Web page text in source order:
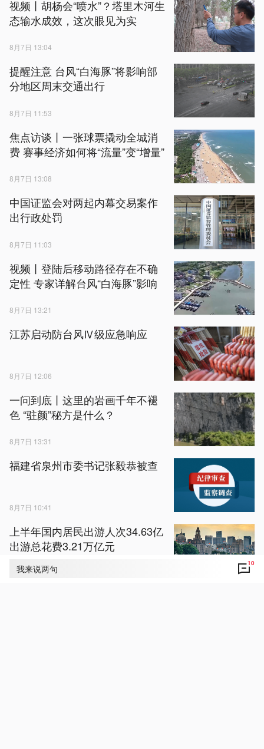
我来说两句 10
视频丨胡杨会“喷水”？塔里木河生
态输水成效，这次眼见为实
8月7日 13:04
提醒注意 台风“白海豚”将影响部
分地区周末交通出行
8月7日 11:53
焦点访谈丨一张球票撬动全城消
费 赛事经济如何将“流量”变“增量”
8月7日 13:08
中国证监会对两起内幕交易案作
出行政处罚
8月7日 11:03
视频丨登陆后移动路径存在不确
定性 专家详解台风“白海豚”影响
8月7日 13:21
江苏启动防台风Ⅳ级应急响应
8月7日 12:06
一问到底丨这里的岩画千年不褪
色 “驻颜”秘方是什么？
8月7日 13:31
福建省泉州市委书记张毅恭被查
8月7日 10:41
上半年国内居民出游人次34.63亿
出游总花费3.21万亿元
8月7日 12:10